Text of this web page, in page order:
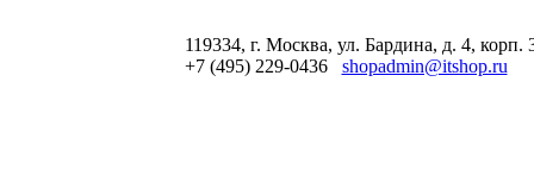
119334, г. Москва, ул. Бардина, д. 4, корп.
+7 (495) 229-0436 shopadmin@itshop.ru